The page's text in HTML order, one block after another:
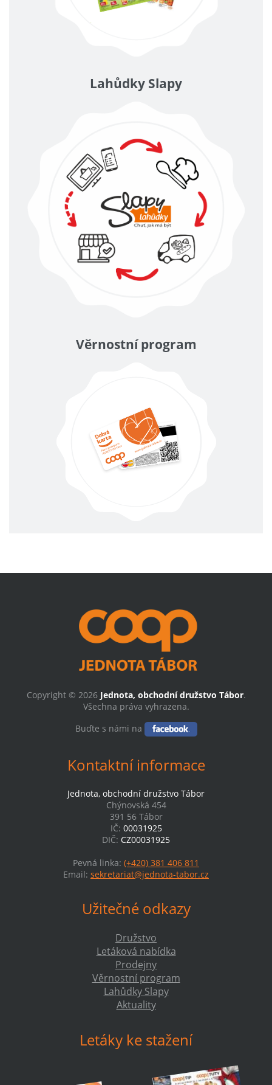
Lahůdky Slapy
Věrnostní program
Copyright © 2026 Jednota, obchodní družstvo Tábor.
Všechna práva vyhrazena.
Buďte s námi na
Kontaktní informace
Jednota, obchodní družstvo Tábor
Chýnovská 454
391 56 Tábor
IČ: 00031925
DIČ: CZ00031925
Pevná linka: (+420) 381 406 811
Email: sekretariat@jednota-tabor.cz
Užitečné odkazy
Družstvo
Letáková nabídka
Prodejny
Věrnostní program
Lahůdky Slapy
Aktuality
Letáky ke stažení